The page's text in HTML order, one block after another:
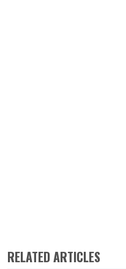
RELATED ARTICLES